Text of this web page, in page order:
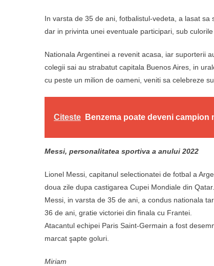
In varsta de 35 de ani, fotbalistul-vedeta, a lasat
dar in privinta unei eventuale participari, sub
Nationala Argentinei a revenit acasa, iar suporterii
colegii sai au strabatut capitala Buenos Aires, in
cu peste un milion de oameni, veniti sa celebreze
Citeste Benzema poate deveni campion
Messi, personalitatea sportiva a anului 2022
Lionel Messi, capitanul selectionatei de fotbal a
doua zile dupa castigarea Cupei Mondiale din Qatar.
Messi, in varsta de 35 de ani, a condus nationala
36 de ani, gratie victoriei din finala cu Frantei.
Atacantul echipei Paris Saint-Germain a fost
marcat şapte goluri.
Miriam